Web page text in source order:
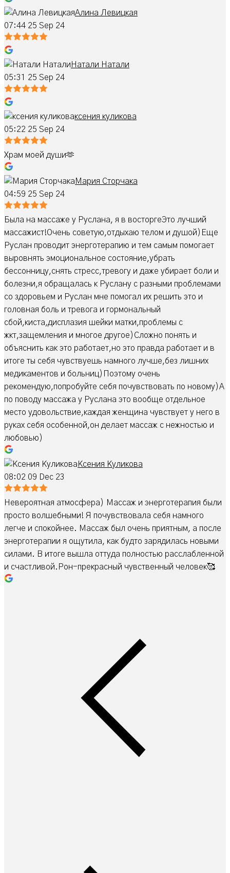
Алина Левицкая
07:44 25 Sep 24
Натали Натали
05:31 25 Sep 24
ксения куликова
05:22 25 Sep 24
Храм моей души🫶
Мария Сторчака
04:59 25 Sep 24
Была на массаже у Руслана, я в восторгеЭто лучший
массажист!Очень советую,отдыхаю телом и душой)Еще
Руслан проводит энерготерапию и тем самым помогает
выровнять эмоциональное состояние,убрать
бессонницу,снять стресс,тревогу и даже убирает боли и
болезни,я обращалась к Руслану с разными проблемами
со здоровьем и Руслан мне помогал их решить это и
головная боль и тревога и гормональный
сбой,киста,дисплазия шейки матки,проблемы с
жкт,защемления и многое другое)Сложно понять и
объяснить как это работает,но это правда работает и в
итоге ты себя чувствуешь намного лучше,без лишних
медикаментов и больниц)Поэтому очень
рекомендую,попробуйте себя почувствовать по новому)А
по поводу массажа у Руслана это вообще отдельное
место удовольствие,каждая женщина чувствует у него в
руках себя особенной,он делает массаж с нежностью и
любовью)
Ксения Куликова
08:02 09 Dec 23
Невероятная атмосфера) Массаж и энерготерапия были
просто волшебными! Я почувствовала себя намного
легче и спокойнее. Массаж был очень приятным, а после
энерготерапии я ощутила, как будто зарядилась новыми
силами. В итоге вышла оттуда полностью расслабленной
и счастливой.Рон-прекрасный чувственный человек🥰